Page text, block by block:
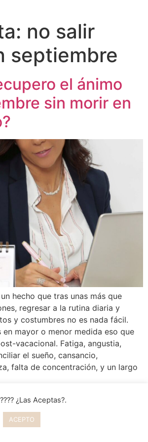
no salir
septiembre
el ánimo
sin morir en
hecho que tras unas más que
regresar a la rutina diaria y
y costumbres no es nada fácil.
en mayor o menor medida eso que
vacacional. Fatiga, angustia,
el sueño, cansancio,
falta de concentración, y un largo
¿Las Aceptas?.
ACEPTO